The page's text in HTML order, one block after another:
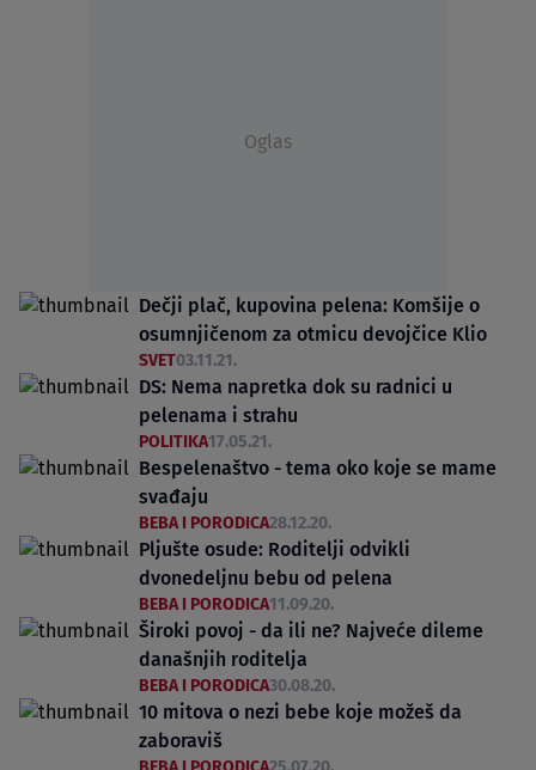
Oglas
Dečji plač, kupovina pelena: Komšije o
osumnjičenom za otmicu devojčice Klio
SVET03.11.21.
DS: Nema napretka dok su radnici u
pelenama i strahu
POLITIKA17.05.21.
Bespelenaštvo - tema oko koje se mame
svađaju
BEBA I PORODICA28.12.20.
Pljušte osude: Roditelji odvikli
dvonedeljnu bebu od pelena
BEBA I PORODICA11.09.20.
Široki povoj - da ili ne? Najveće dileme
današnjih roditelja
BEBA I PORODICA30.08.20.
10 mitova o nezi bebe koje možeš da
zaboraviš